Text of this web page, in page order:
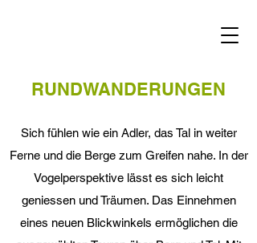
RUNDWANDERUNGEN
Sich fühlen wie ein Adler, das Tal in weiter
Ferne und die Berge zum Greifen nahe. In der
Vogelperspektive lässt es sich leicht
geniessen und Träumen. Das Einnehmen
eines neuen Blickwinkels ermöglichen die